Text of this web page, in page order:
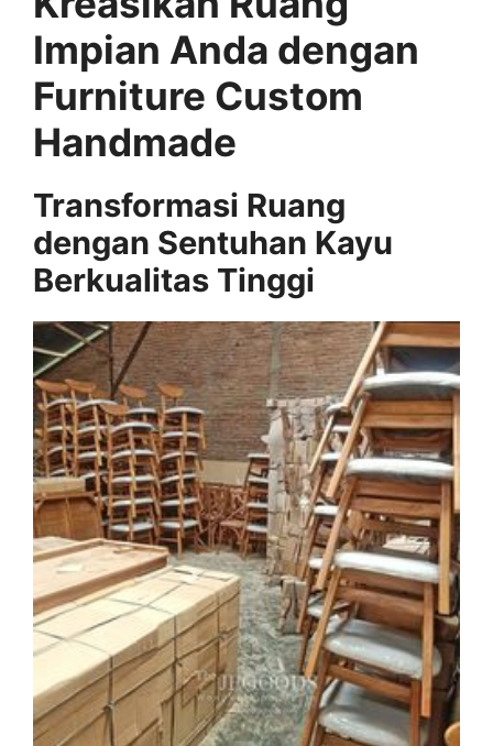
Impian Anda dengan
Furniture Custom
Handmade
Transformasi Ruang
dengan Sentuhan Kayu
Berkualitas Tinggi